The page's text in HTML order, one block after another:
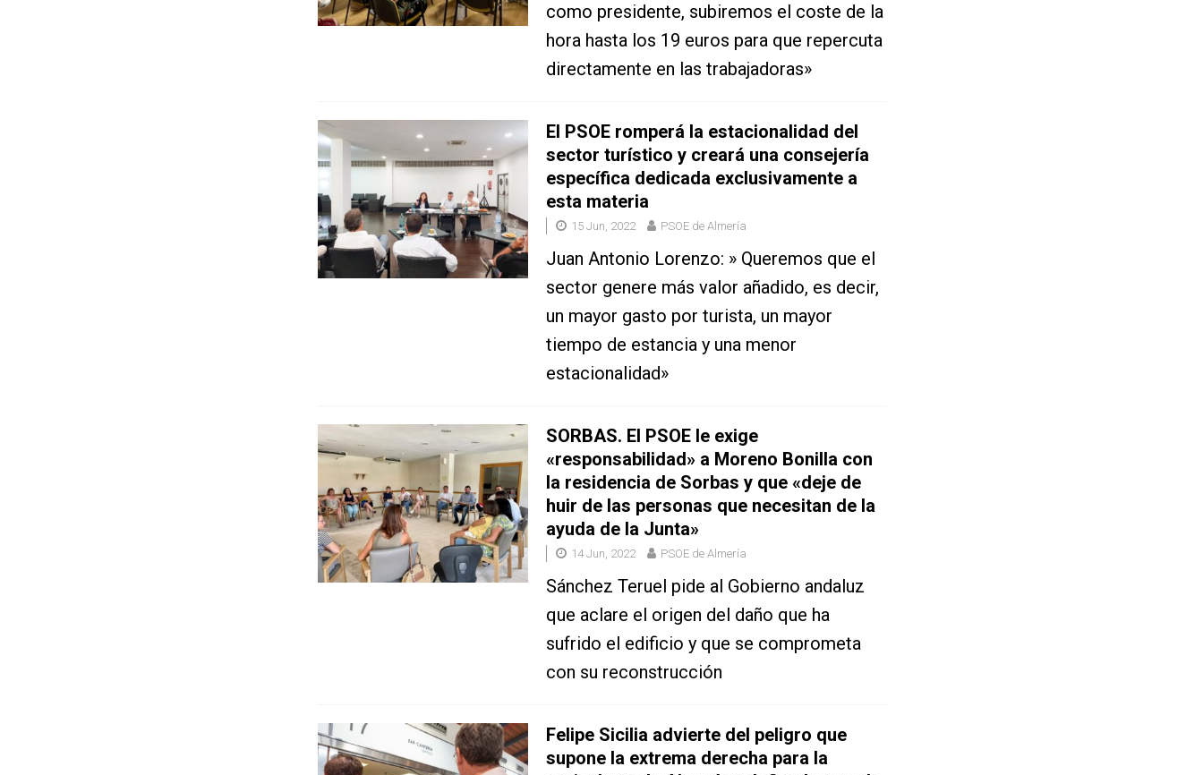
como presidente, subiremos el coste de la
hora hasta los 19 euros para que repercuta
directamente en las trabajadoras»
El PSOE romperá la estacionalidad del
sector turístico y creará una consejería
específica dedicada exclusivamente a
esta materia
15 Jun, 2022 PSOE de Almería
Juan Antonio Lorenzo: » Queremos que el
sector genere más valor añadido, es decir,
un mayor gasto por turista, un mayor
tiempo de estancia y una menor
estacionalidad»
SORBAS. El PSOE le exige
«responsabilidad» a Moreno Bonilla con
la residencia de Sorbas y que «deje de
huir de las personas que necesitan de la
ayuda de la Junta»
14 Jun, 2022 PSOE de Almería
Sánchez Teruel pide al Gobierno andaluz
que aclare el origen del daño que ha
sufrido el edificio y que se comprometa
con su reconstrucción
Felipe Sicilia advierte del peligro que
supone la extrema derecha para la